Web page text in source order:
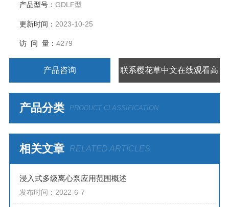
产品型号： GDLF型
更新时间： 2023-10-25
访 问 量： 4279
产品咨询 联系樱花草中文在线观看高
清视频
产品分类 PRODUCT CLASSIFICATION
相关文章 RELATED ARTICLES
浸入式多级离心泵应用范围概述
发布时间：2022-6-7